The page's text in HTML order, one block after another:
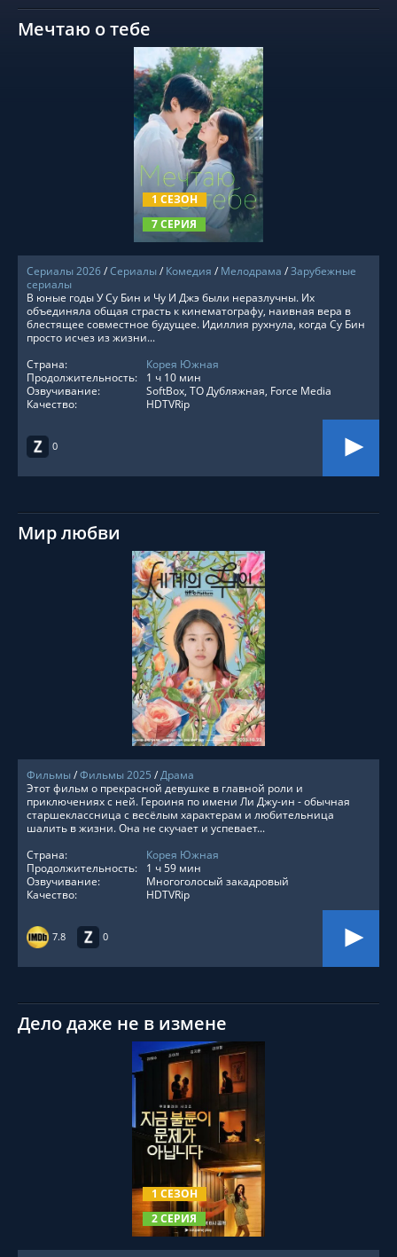
Мечтаю о тебе
1 СЕЗОН
7 СЕРИЯ
СМОТРЕТЬ ОНЛАЙН
Сериалы 2026/Сериалы/ Комедия / Мелодрама /Зарубежные
сериалы
0
В юные годы У Су Бин и Чу И Джэ были неразлучны. Их
объединяла общая страсть к кинематографу, наивная вера в
блестящее совместное будущее. Идиллия рухнула, когда Су Бин
просто исчез из жизни...
Страна:
Корея Южная
Продолжительность:
1 ч 10 мин
Озвучивание:
SoftBox, ТО Дубляжная, Force Media
Качество:
HDTVRip
Мир любви
СМОТРЕТЬ ОНЛАЙН
Фильмы/Фильмы 2025 /Драма
7.8 0
Этот фильм о прекрасной девушке в главной роли и
приключениях с ней. Героиня по имени Ли Джу-ин - обычная
старшеклассница с весёлым характерам и любительница
шалить в жизни. Она не скучает и успевает...
Страна:
Корея Южная
Продолжительность:
1 ч 59 мин
Озвучивание:
Многоголосый закадровый
Качество:
HDTVRip
Дело даже не в измене
1 СЕЗОН
2 СЕРИЯ
СМОТРЕТЬ ОНЛАЙН